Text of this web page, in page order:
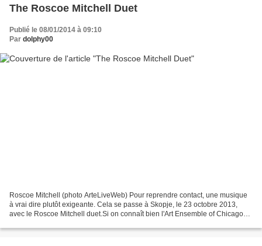
The Roscoe Mitchell Duet
Publié le 08/01/2014 à 09:10
Par dolphy00
Roscoe Mitchell (photo ArteLiveWeb) Pour reprendre contact, une musique
à vrai dire plutôt exigeante. Cela se passe à Skopje, le 23 octobre 2013,
avec le Roscoe Mitchell duet.Si on connaît bien l'Art Ensemble of Chicago